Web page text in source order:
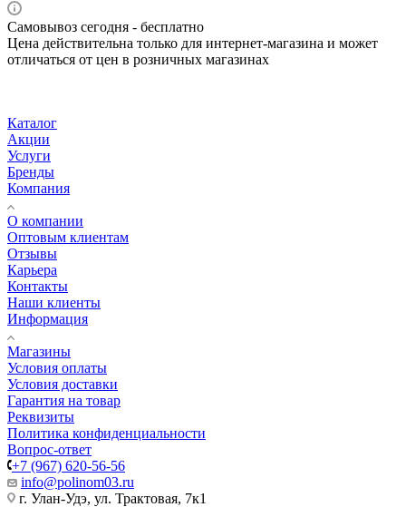
Самовывоз сегодня - бесплатно
Цена действительна только для интернет-магазина и может
отличаться от цен в розничных магазинах
Каталог
Акции
Услуги
Бренды
Компания
О компании
Оптовым клиентам
Отзывы
Карьера
Контакты
Наши клиенты
Информация
Магазины
Условия оплаты
Условия доставки
Гарантия на товар
Реквизиты
Политика конфиденциальности
Вопрос-ответ
+7 (967) 620-56-56
info@polinom03.ru
г. Улан-Удэ, ул. Трактовая, 7к1